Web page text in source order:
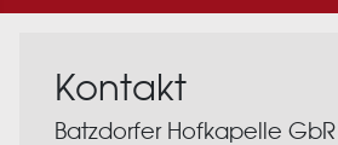
Kontakt
Batzdorfer Hofkapelle GbR